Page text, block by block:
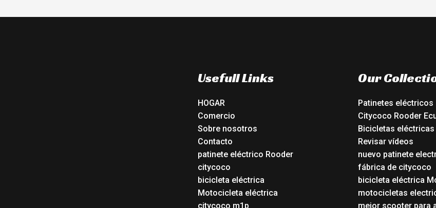
Usefull Links
HOGAR
Comercio
Sobre nosotros
Contacto
patinete eléctrico Rooder
citycoco
bicicleta eléctrica
Motocicleta eléctrica
citycoco m1p
Our
Patinetes eléctricos
Citycoco Rooder
Bicicletas eléctricas
Revisar vídeos
nuevo patinete
fábrica de citycoco
bicicleta eléctrica
motocicletas
mejor scooter para